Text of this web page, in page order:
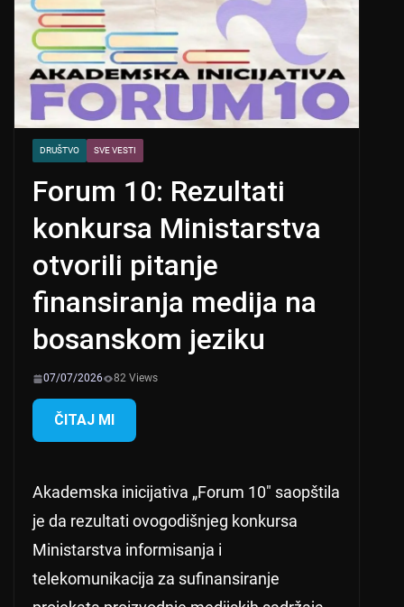
DRUŠTVO SVE VESTI
Forum 10: Rezultati
konkursa Ministarstva
otvorili pitanje
finansiranja medija na
bosanskom jeziku
07/07/2026 82 Views
ČITAJ MI
Akademska inicijativa „Forum 10″ saopštila
je da rezultati ovogodišnjeg konkursa
Ministarstva informisanja i
telekomunikacija za sufinansiranje